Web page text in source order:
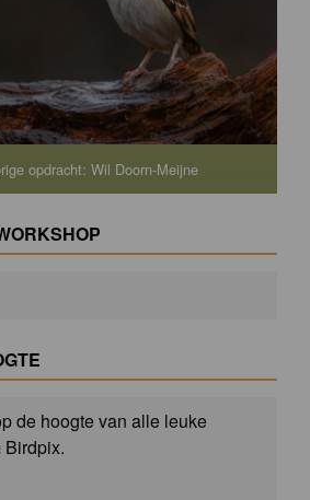
opdracht: Wil Doorn-Meijne
de hoogte van alle leuke
Birdpix.